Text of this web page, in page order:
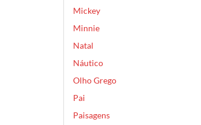
Mickey
Minnie
Natal
Náutico
Olho Grego
Pai
Paisagens